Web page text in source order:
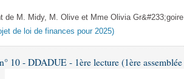
de M. Midy, M. Olive et Mme Olivia
de loi de finances pour 2025)
10 - DDADUE - 1ère lecture (1ère